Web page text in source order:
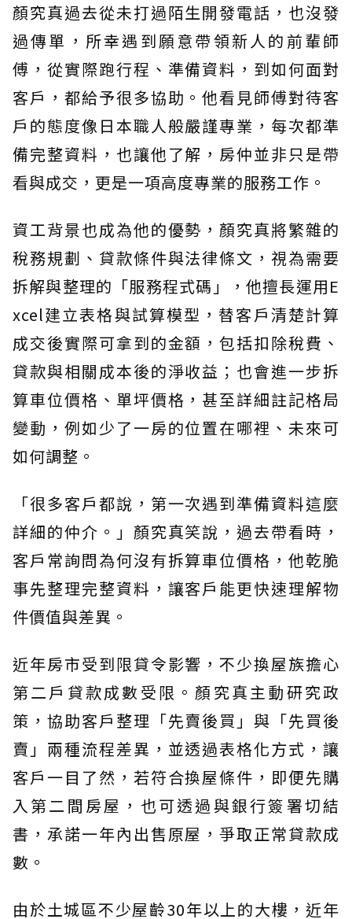
顏究真過去從未打過陌生開發電話，也沒發
過傳單，所幸遇到願意帶領新人的前輩師
傅，從實際跑行程、準備資料，到如何面對
客戶，都給予很多協助。他看見師傅對待客
戶的態度像日本職人般嚴謹專業，每次都準
備完整資料，也讓他了解，房仲並非只是帶
看與成交，更是一項高度專業的服務工作。
資工背景也成為他的優勢，顏究真將繁雜的
稅務規劃、貸款條件與法律條文，視為需要
拆解與整理的「服務程式碼」，他擅長運用E
xcel建立表格與試算模型，替客戶清楚計算
成交後實際可拿到的金額，包括扣除稅費、
貸款與相關成本後的淨收益；也會進一步拆
算車位價格、單坪價格，甚至詳細註記格局
變動，例如少了一房的位置在哪裡、未來可
如何調整。
「很多客戶都說，第一次遇到準備資料這麼
詳細的仲介。」顏究真笑說，過去帶看時，
客戶常詢問為何沒有拆算車位價格，他乾脆
事先整理完整資料，讓客戶能更快速理解物
件價值與差異。
近年房市受到限貸令影響，不少換屋族擔心
第二戶貸款成數受限。顏究真主動研究政
策，協助客戶整理「先賣後買」與「先買後
賣」兩種流程差異，並透過表格化方式，讓
客戶一目了然，若符合換屋條件，即便先購
入第二間房屋，也可透過與銀行簽署切結
書，承諾一年內出售原屋，爭取正常貸款成
數。
由於土城區不少屋齡30年以上的大樓，近年